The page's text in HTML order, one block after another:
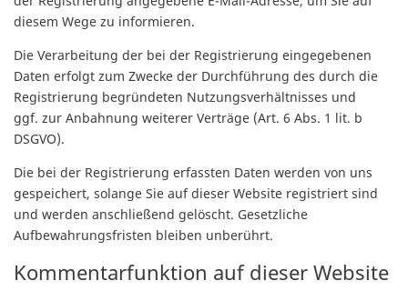
diesem Wege zu informieren.
Die Verarbeitung der bei der Registrierung eingegebenen
Daten erfolgt zum Zwecke der Durchführung des durch die
Registrierung begründeten Nutzungsverhältnisses und
ggf. zur Anbahnung weiterer Verträge (Art. 6 Abs. 1 lit. b
DSGVO).
Die bei der Registrierung erfassten Daten werden von uns
gespeichert, solange Sie auf dieser Website registriert sind
und werden anschließend gelöscht. Gesetzliche
Aufbewahrungsfristen bleiben unberührt.
Kommentar­funktion auf dieser Website